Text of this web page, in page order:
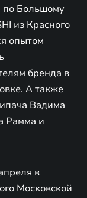
по Большому
из Красного
опытом
бренда в
А также
Вадима
Рамма и
в
Московской